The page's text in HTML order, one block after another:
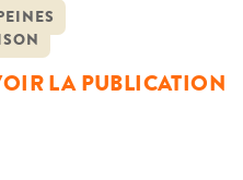
sont légales aussi bien
exigences européennes.
car […]LA PUBLICATION